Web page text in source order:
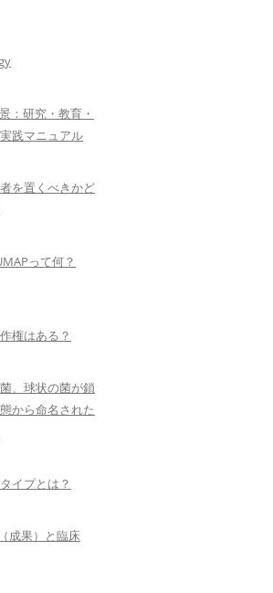
：研究・教育・
践マニュアル
を置くべきかど
って何？
権はある？
、球状の菌が鎖
から命名された
イプとは？
成果）と臨床